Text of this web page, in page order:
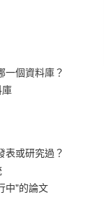
一個資料庫？
表或研究過？
中"的論文